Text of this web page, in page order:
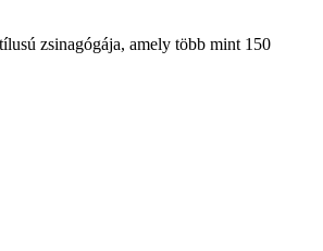
zsinagógája, amely több mint 150